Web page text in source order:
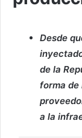
Desde
de la
forma de
a la